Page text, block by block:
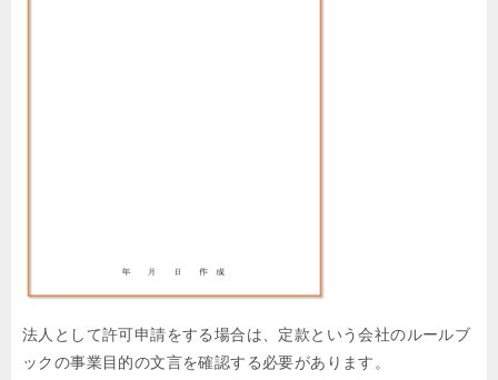
法人として許可申請をする場合は、定款という会社のルールブ
ックの事業目的の文言を確認する必要があります。